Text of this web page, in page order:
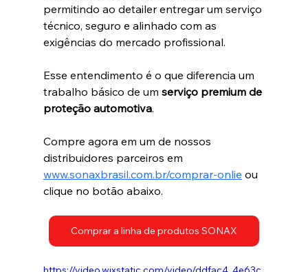
permitindo ao detailer entregar um serviço
técnico, seguro e alinhado com as
exigências do mercado profissional.
Esse entendimento é o que diferencia um
trabalho básico de um serviço premium de
proteção automotiva.
Compre agora em um de nossos
distribuidores parceiros em
www.sonaxbrasil.com.br/comprar-onlie ou
clique no botão abaixo.
Comprar a linha de produtos SONAX